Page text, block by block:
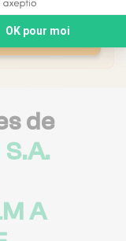
OK pour moi
de
A